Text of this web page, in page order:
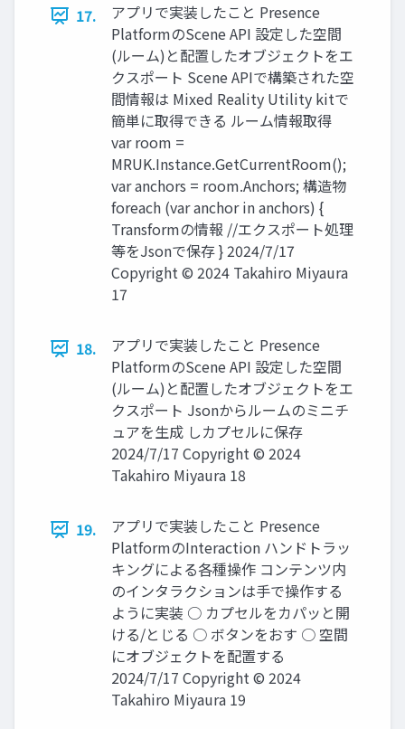
17.
アプリで実装したこと Presence
PlatformのScene API 設定した空間
(ルーム)と配置したオブジェクトをエ
クスポート Scene APIで構築された空
間情報は Mixed Reality Utility kitで
簡単に取得できる ルーム情報取得
var room =
MRUK.Instance.GetCurrentRoom();
var anchors = room.Anchors; 構造物
foreach (var anchor in anchors) {
Transformの情報 //エクスポート処理
等をJsonで保存 } 2024/7/17
Copyright © 2024 Takahiro Miyaura
17
18.
アプリで実装したこと Presence
PlatformのScene API 設定した空間
(ルーム)と配置したオブジェクトをエ
クスポート Jsonからルームのミニチ
ュアを生成 しカプセルに保存
2024/7/17 Copyright © 2024
Takahiro Miyaura 18
19.
アプリで実装したこと Presence
PlatformのInteraction ハンドトラッ
キングによる各種操作 コンテンツ内
のインタラクションは手で操作する
ように実装 ○ カプセルをカパッと開
ける/とじる ○ ボタンをおす ○ 空間
にオブジェクトを配置する
2024/7/17 Copyright © 2024
Takahiro Miyaura 19